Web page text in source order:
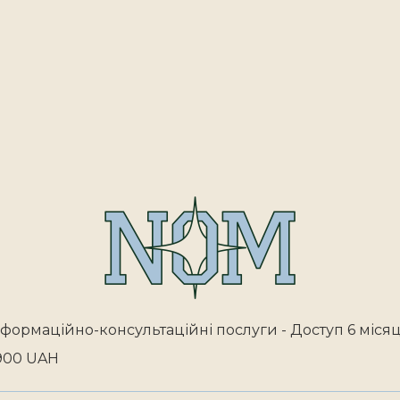
консультаційні послуги - Доступ 6
UAH